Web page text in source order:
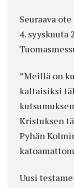
Seuraava
4. syyskuuta
”Meillä on
kaltaisiksi
Kristuksen
Pyhän
Uusi